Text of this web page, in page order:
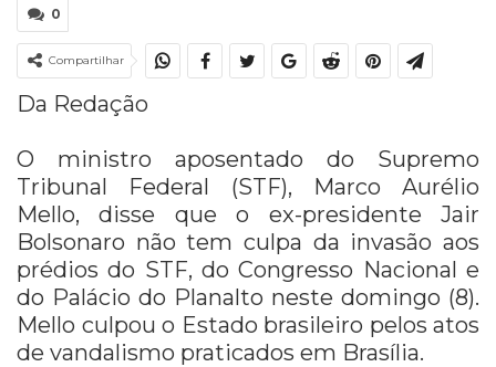
0
Compartilhar
Da Redação
O ministro aposentado do Supremo
Tribunal Federal (STF), Marco Aurélio
Mello, disse que o ex-presidente Jair
Bolsonaro não tem culpa da invasão aos
prédios do STF, do Congresso Nacional e
do Palácio do Planalto neste domingo (8).
Mello culpou o Estado brasileiro pelos atos
de vandalismo praticados em Brasília.